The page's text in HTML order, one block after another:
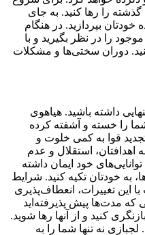
را رها کنید. به جای
خودتان بپردازید. در هنگام
را در نظر بگیرید و با
دوران سختی‌ها و مشکلات
داشته باشید. هیاهوی
را خسته و آشفته کرده
قوا به کمی خلوت و
استقلال و عدم
خود ایمان داشته
به خودتان تکیه کنید. شرایط
با این تغییرات، انعطاف‌پذیری
که مدت‌ها پیش پذیرفته‌اید
کنید و از آنها رها شوید.
لجبازی نه تنها شما را به